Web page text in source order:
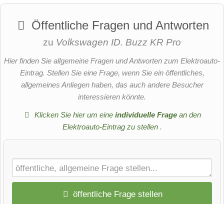
Öffentliche Fragen und Antworten
zu Volkswagen ID. Buzz KR Pro
Hier finden Sie allgemeine Fragen und Antworten zum Elektroauto-
Eintrag. Stellen Sie eine Frage, wenn Sie ein öffentliches,
allgemeines Anliegen haben, das auch andere Besucher
interessieren könnte.
Klicken Sie hier um eineindividuelle Frage an den
Elektroauto-Eintrag zu stellen .
öffentliche Frage stellen